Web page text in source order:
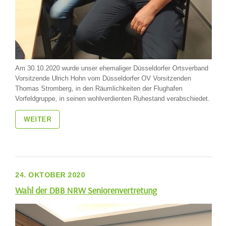
Am 30.10.2020 wurde unser ehemaliger Düsseldorfer Ortsverband
Vorsitzende Ulrich Hohn vom Düsseldorfer OV Vorsitzenden
Thomas Stromberg, in den Räumlichkeiten der Flughafen
Vorfeldgruppe, in seinen wohlverdienten Ruhestand verabschiedet.
WEITER
24. OKTOBER 2020
Wahl der DBB NRW Seniorenvertretung